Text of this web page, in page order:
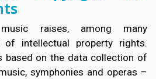
raises, among many
of intellectual property rights.
based on the data collection of
symphonies and operas –